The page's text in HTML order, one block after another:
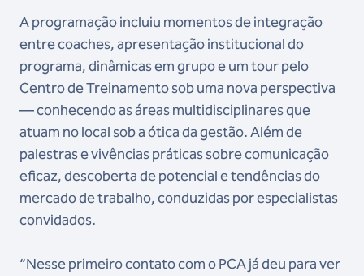
A programação incluiu momentos de integração
entre coaches, apresentação institucional do
programa, dinâmicas em grupo e um tour pelo
Centro de Treinamento sob uma nova perspectiva
— conhecendo as áreas multidisciplinares que
atuam no local sob a ótica da gestão. Além de
palestras e vivências práticas sobre comunicação
eficaz, descoberta de potencial e tendências do
mercado de trabalho, conduzidas por especialistas
convidados.
“Nesse primeiro contato com o PCA já deu para ver